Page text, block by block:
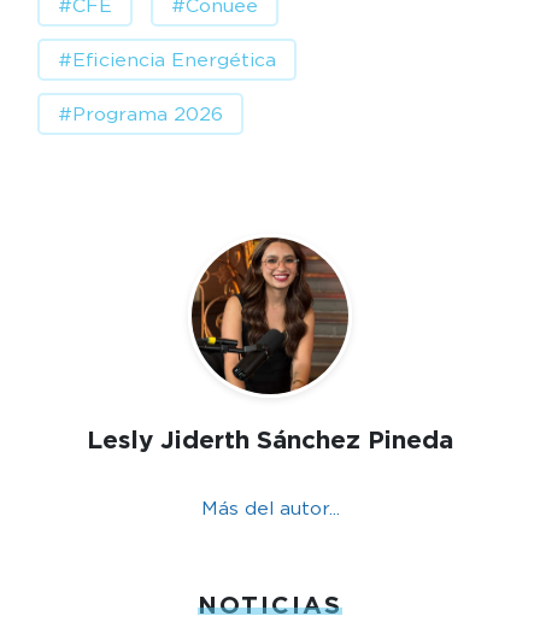
#CFE #Conuee
#Eficiencia Energética
#Programa 2026
Lesly Jiderth Sánchez Pineda
Más del autor...
NOTICIAS